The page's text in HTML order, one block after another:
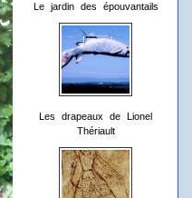
Le jardin des épouvantails
Les drapeaux de Lionel
Thériault